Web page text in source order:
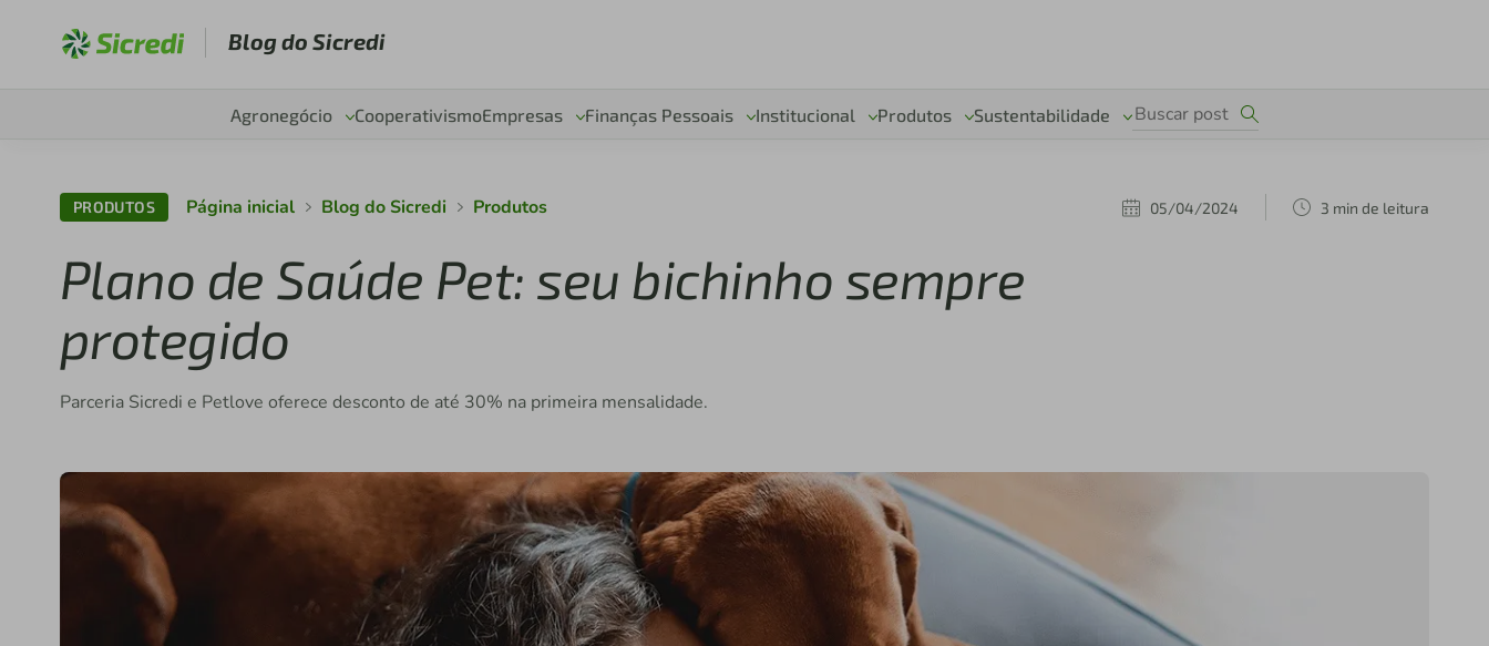
Blog do Sicredi
Agronegócio CooperativismoEmpresas Finanças Pessoais Institucional Produtos Sustentabilidade
PRODUTOS Página inicial Blog do Sicredi Produtos 05/04/2024 3 min de leitura
Plano de Saúde Pet: seu bichinho sempre
protegido
Parceria Sicredi e Petlove oferece desconto de até 30% na primeira mensalidade.